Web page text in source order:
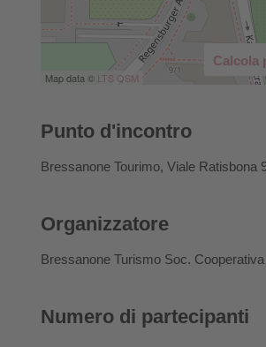
Map data © LTS OSM
Calcola
Punto d'incontro
Bressanone Tourimo, Viale Ratisbona
Organizzatore
Bressanone Turismo Soc. Cooperativa
Numero di partecipanti